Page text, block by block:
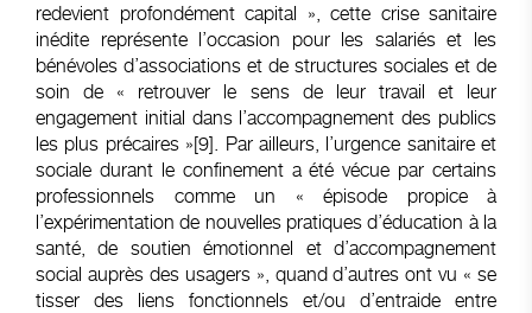
redevient profondément capital », cette crise sanitaire
inédite représente l’occasion pour les salariés et les
bénévoles d’associations et de structures sociales et de
soin de « retrouver le sens de leur travail et leur
engagement initial dans l’accompagnement des publics
les plus précaires »[9]. Par ailleurs, l’urgence sanitaire et
sociale durant le confinement a été vécue par certains
professionnels comme un « épisode propice à
l’expérimentation de nouvelles pratiques d’éducation à la
santé, de soutien émotionnel et d’accompagnement
social auprès des usagers », quand d’autres ont vu « se
tisser des liens fonctionnels et/ou d’entraide entre